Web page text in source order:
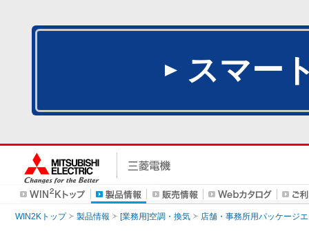
スマー
WIN2Kトップ 製品情報 [業務用]空調・換気 店舗・事務所用パッケージ